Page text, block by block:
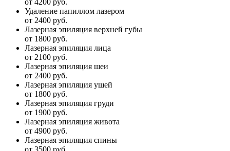
Удаление папиллом лазером
от 2400 руб.
Лазерная эпиляция верхней губы
от 1800 руб.
Лазерная эпиляция лица
от 2100 руб.
Лазерная эпиляция шеи
от 2400 руб.
Лазерная эпиляция ушей
от 1800 руб.
Лазерная эпиляция груди
от 1900 руб.
Лазерная эпиляция живота
от 4900 руб.
Лазерная эпиляция спины
от 3500 руб.